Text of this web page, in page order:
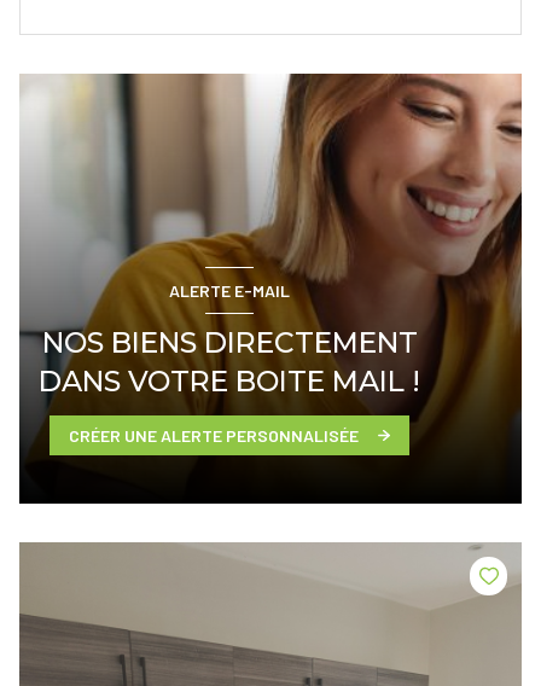
ALERTE E-MAIL
NOS BIENS DIRECTEMENT
DANS VOTRE BOITE MAIL !
CRÉER UNE ALERTE PERSONNALISÉE